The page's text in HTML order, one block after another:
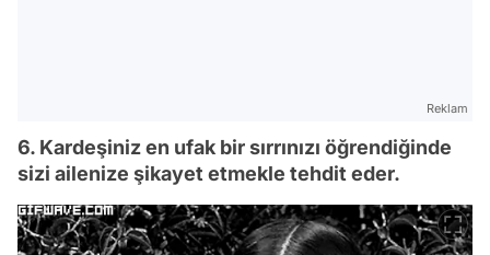
Reklam
6. Kardeşiniz en ufak bir sırrınızı öğrendiğinde
sizi ailenize şikayet etmekle tehdit eder.